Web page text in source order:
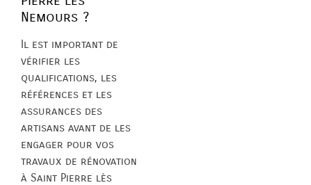
Nemours ?
Il est important de
vérifier les
qualifications, les
références et les
assurances des
artisans avant de les
engager pour vos
travaux de rénovation
à Saint Pierre lès